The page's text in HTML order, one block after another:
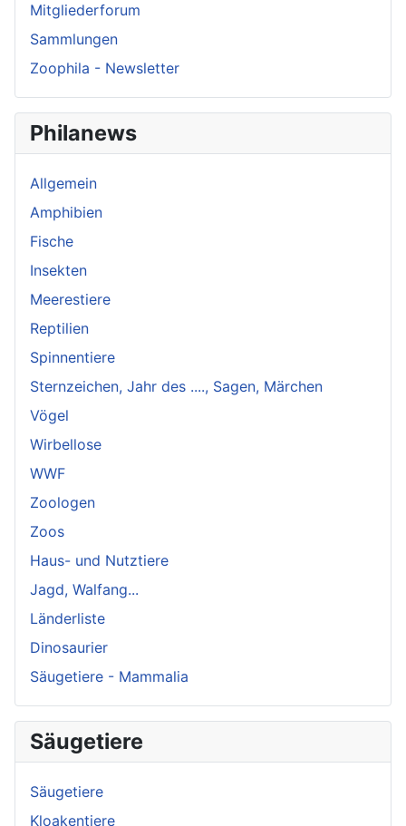
Mitgliederforum
Sammlungen
Zoophila - Newsletter
Philanews
Allgemein
Amphibien
Fische
Insekten
Meerestiere
Reptilien
Spinnentiere
Sternzeichen, Jahr des ...., Sagen, Märchen
Vögel
Wirbellose
WWF
Zoologen
Zoos
Haus- und Nutztiere
Jagd, Walfang...
Länderliste
Dinosaurier
Säugetiere - Mammalia
Säugetiere
Säugetiere
Kloakentiere